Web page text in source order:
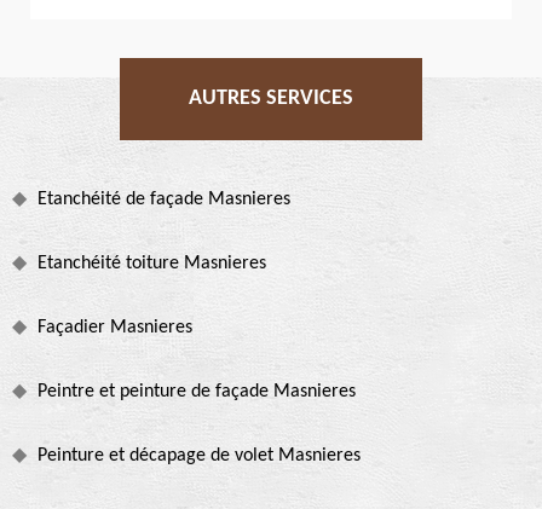
AUTRES SERVICES
Etanchéité de façade Masnieres
Etanchéité toiture Masnieres
Façadier Masnieres
Peintre et peinture de façade Masnieres
Peinture et décapage de volet Masnieres